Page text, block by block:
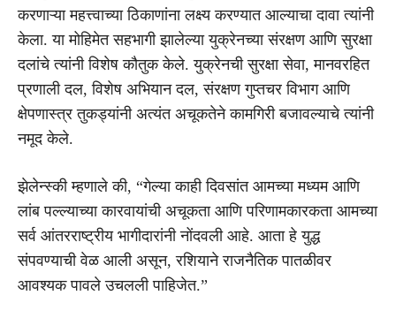
करणाऱ्या महत्त्वाच्या ठिकाणांना लक्ष्य करण्यात आल्याचा दावा त्यांनी
केला. या मोहिमेत सहभागी झालेल्या युक्रेनच्या संरक्षण आणि सुरक्षा
दलांचे त्यांनी विशेष कौतुक केले. युक्रेनची सुरक्षा सेवा, मानवरहित
प्रणाली दल, विशेष अभियान दल, संरक्षण गुप्तचर विभाग आणि
क्षेपणास्त्र तुकड्यांनी अत्यंत अचूकतेने कामगिरी बजावल्याचे त्यांनी
नमूद केले.
झेलेन्स्की म्हणाले की, “गेल्या काही दिवसांत आमच्या मध्यम आणि
लांब पल्ल्याच्या कारवायांची अचूकता आणि परिणामकारकता आमच्या
सर्व आंतरराष्ट्रीय भागीदारांनी नोंदवली आहे. आता हे युद्ध
संपवण्याची वेळ आली असून, रशियाने राजनैतिक पातळीवर
आवश्यक पावले उचलली पाहिजेत.”